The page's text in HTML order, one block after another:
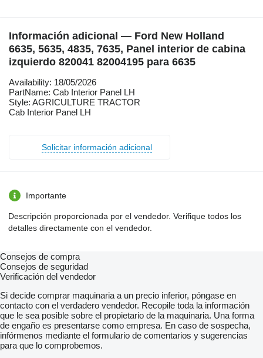
Información adicional — Ford New Holland
6635, 5635, 4835, 7635, Panel interior de cabina
izquierdo 820041 82004195 para 6635
Availability: 18/05/2026
PartName: Cab Interior Panel LH
Style: AGRICULTURE TRACTOR
Cab Interior Panel LH
Solicitar información adicional
Importante
Descripción proporcionada por el vendedor. Verifique todos los
detalles directamente con el vendedor.
Consejos de compra
Consejos de seguridad
Verificación del vendedor
Si decide comprar maquinaria a un precio inferior, póngase en
contacto con el verdadero vendedor. Recopile toda la información
que le sea posible sobre el propietario de la maquinaria. Una forma
de engaño es presentarse como empresa. En caso de sospecha,
infórmenos mediante el formulario de comentarios y sugerencias
para que lo comprobemos.